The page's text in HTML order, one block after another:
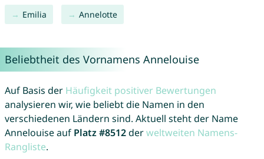
Emilia Annelotte
Beliebtheit des Vornamens Annelouise
Auf Basis der Häufigkeit positiver Bewertungen
analysieren wir, wie beliebt die Namen in den
verschiedenen Ländern sind. Aktuell steht der Name
Annelouise auf Platz #8512derweltweiten Namens-
Rangliste.